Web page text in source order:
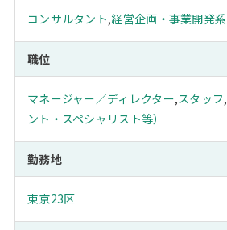
コンサルタント,経営企画・事業開発系
職位
マネージャー／ディレクター,スタッフ,
ント・スペシャリスト等）
勤務地
東京23区